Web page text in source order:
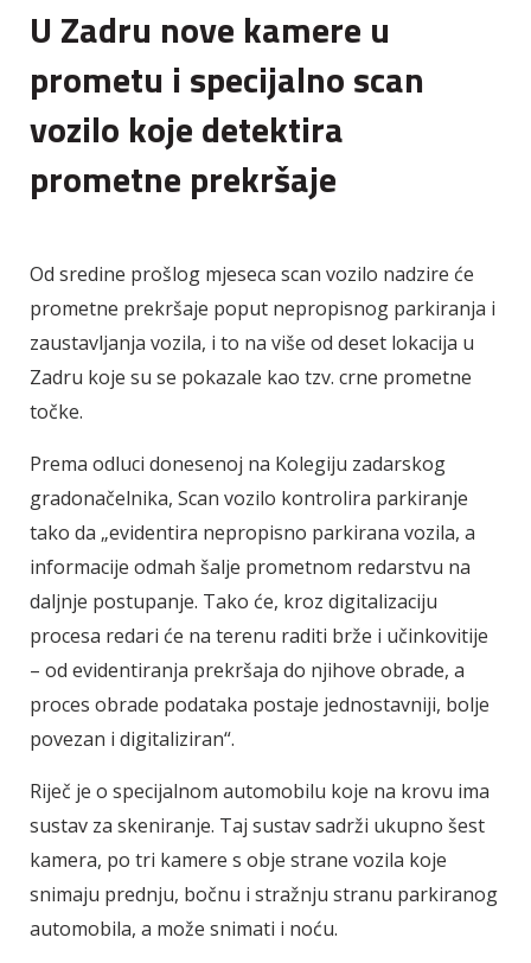
U Zadru nove kamere u
prometu i specijalno scan
vozilo koje detektira
prometne prekršaje
Od sredine prošlog mjeseca scan vozilo nadzire će
prometne prekršaje poput nepropisnog parkiranja i
zaustavljanja vozila, i to na više od deset lokacija u
Zadru koje su se pokazale kao tzv. crne prometne
točke.
Prema odluci donesenoj na Kolegiju zadarskog
gradonačelnika, Scan vozilo kontrolira parkiranje
tako da „evidentira nepropisno parkirana vozila, a
informacije odmah šalje prometnom redarstvu na
daljnje postupanje. Tako će, kroz digitalizaciju
procesa redari će na terenu raditi brže i učinkovitije
– od evidentiranja prekršaja do njihove obrade, a
proces obrade podataka postaje jednostavniji, bolje
povezan i digitaliziran“.
Riječ je o specijalnom automobilu koje na krovu ima
sustav za skeniranje. Taj sustav sadrži ukupno šest
kamera, po tri kamere s obje strane vozila koje
snimaju prednju, bočnu i stražnju stranu parkiranog
automobila, a može snimati i noću.